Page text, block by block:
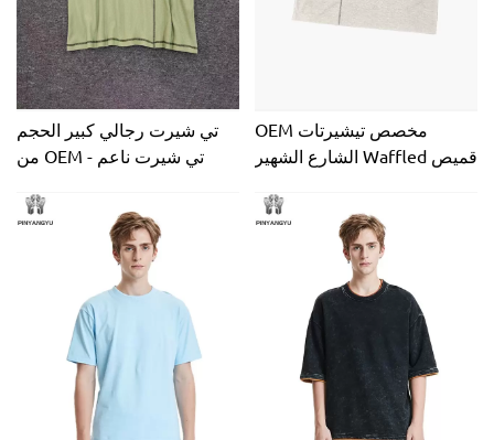
تي شيرت رجالي كبير الحجم
من OEM - تي شيرت ناعم
OEM مخصص تيشيرتات
الشارع الشهير Waffled قميص
لصندوق المحاصيل مناسب
للحرارة كبيرة الحجم للرجال